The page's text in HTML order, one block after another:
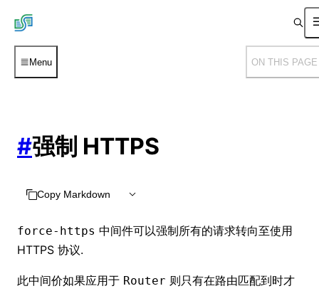
Menu ON THIS PAGE
#强制 HTTPS
Copy Markdown
force-https 中间件可以强制所有的请求转向至使用
HTTPS 协议.
此中间价如果应用于 Router 则只有在路由匹配到时才